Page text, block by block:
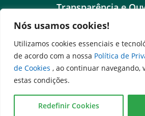
Nós usamos cookies!
Utilizamos cookies essenciais e
de acordo com a nossa Política de
de Cookies , ao continuar navegando,
estas condições.
Redefinir Cookies
Transparência e
LGPD
Goiás
Dados Abertos
SIC – Serviço de
e-SIC – Serviço Eletrônico de
Ouvidoria Setorial
Ouvidoria Setorial